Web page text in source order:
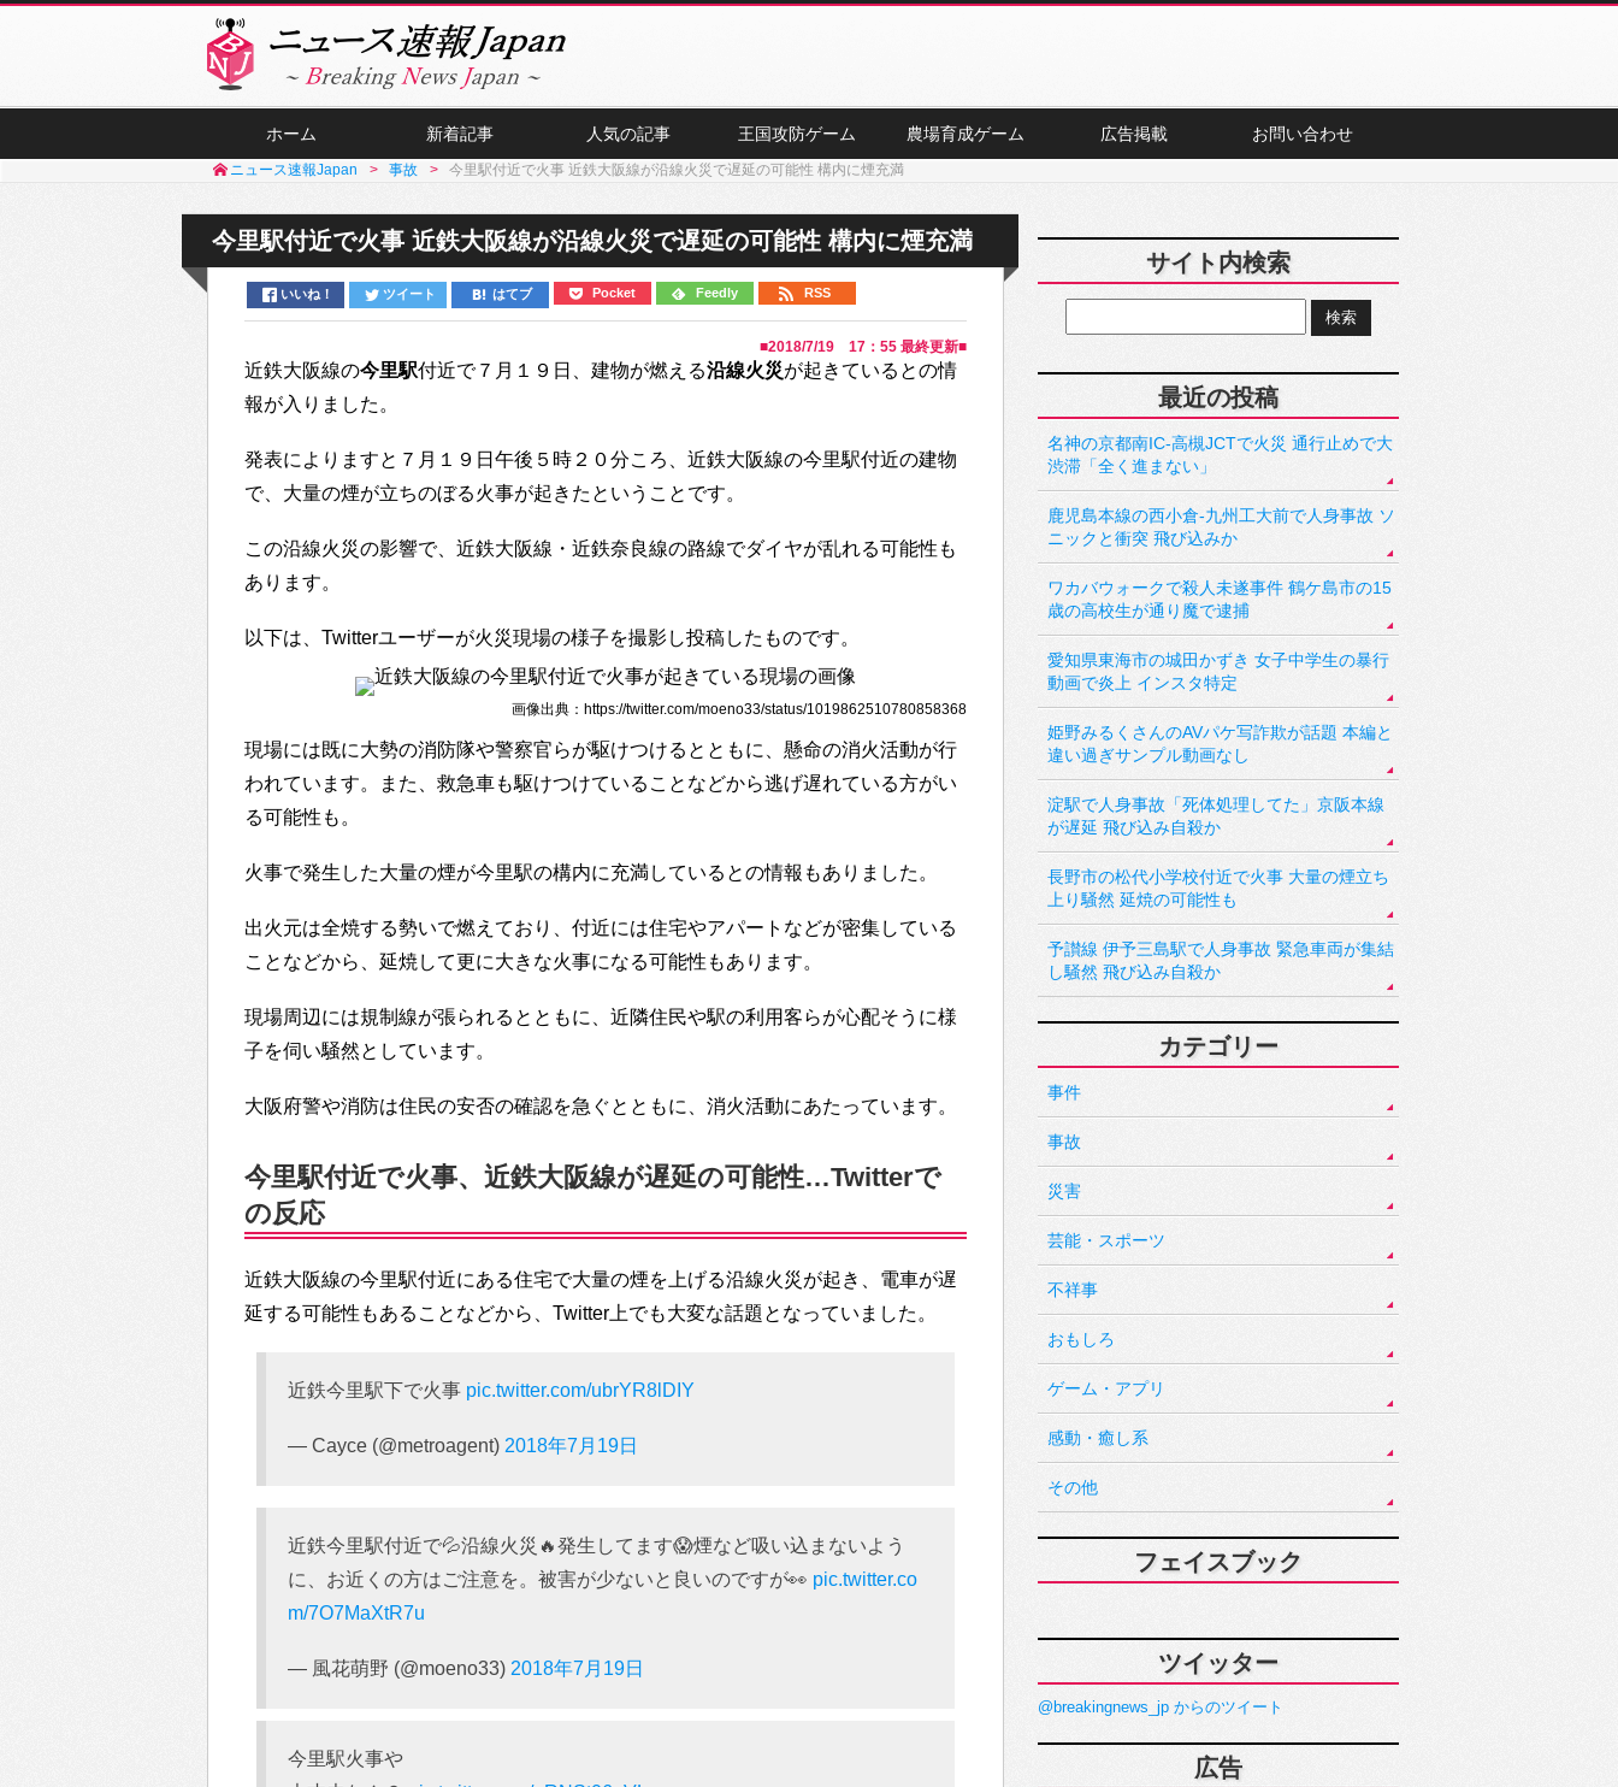
ホーム 新着記事 人気の記事 王国攻防ゲーム 農場育成ゲーム 広告掲載 お問い合わせ
ニュース速報Japan 事故 今里駅付近で火事 近鉄大阪線が沿線火災で遅延の可能性 構内に煙充満
今里駅付近で火事 近鉄大阪線が沿線火災で遅延の可能性 構内に煙充満
いいね！ ツイート はてブ Pocket Feedly RSS
■2018/7/19 17：55 最終更新■
近鉄大阪線の今里駅付近で７月１９日、建物が燃える沿線火災が起きているとの情
報が入りました。
発表によりますと７月１９日午後５時２０分ころ、近鉄大阪線の今里駅付近の建物
で、大量の煙が立ちのぼる火事が起きたということです。
この沿線火災の影響で、近鉄大阪線・近鉄奈良線の路線でダイヤが乱れる可能性も
あります。
以下は、Twitterユーザーが火災現場の様子を撮影し投稿したものです。
画像出典：https://twitter.com/moeno33/status/1019862510780858368
現場には既に大勢の消防隊や警察官らが駆けつけるとともに、懸命の消火活動が行
われています。また、救急車も駆けつけていることなどから逃げ遅れている方がい
る可能性も。
火事で発生した大量の煙が今里駅の構内に充満しているとの情報もありました。
出火元は全焼する勢いで燃えており、付近には住宅やアパートなどが密集している
ことなどから、延焼して更に大きな火事になる可能性もあります。
現場周辺には規制線が張られるとともに、近隣住民や駅の利用客らが心配そうに様
子を伺い騒然としています。
大阪府警や消防は住民の安否の確認を急ぐとともに、消火活動にあたっています。
今里駅付近で火事、近鉄大阪線が遅延の可能性…Twitterで
の反応
近鉄大阪線の今里駅付近にある住宅で大量の煙を上げる沿線火災が起き、電車が遅
延する可能性もあることなどから、Twitter上でも大変な話題となっていました。
近鉄今里駅下で火事 pic.twitter.com/ubrYR8lDIY
— Cayce (@metroagent) 2018年7月19日
近鉄今里駅付近で💦沿線火災🔥発生してます😱煙など吸い込まないよう
に、お近くの方はご注意を。被害が少ないと良いのですが👀 pic.twitter.co
m/7O7MaXtR7u
— 風花萌野 (@moeno33) 2018年7月19日
今里駅火事や
サイト内検索
最近の投稿
名神の京都南IC-高槻JCTで火災 通行止めで大
渋滞「全く進まない」
鹿児島本線の西小倉-九州工大前で人身事故 ソ
ニックと衝突 飛び込みか
ワカバウォークで殺人未遂事件 鶴ケ島市の15
歳の高校生が通り魔で逮捕
愛知県東海市の城田かずき 女子中学生の暴行
動画で炎上 インスタ特定
姫野みるくさんのAVパケ写詐欺が話題 本編と
違い過ぎサンプル動画なし
淀駅で人身事故「死体処理してた」京阪本線
が遅延 飛び込み自殺か
長野市の松代小学校付近で火事 大量の煙立ち
上り騒然 延焼の可能性も
予讃線 伊予三島駅で人身事故 緊急車両が集結
し騒然 飛び込み自殺か
カテゴリー
事件
事故
災害
芸能・スポーツ
不祥事
おもしろ
ゲーム・アプリ
感動・癒し系
その他
フェイスブック
ツイッター
@breakingnews_jp からのツイート
広告